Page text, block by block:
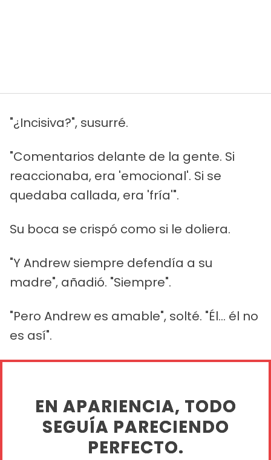
"¿Incisiva?", susurré.
"Comentarios delante de la gente. Si
reaccionaba, era 'emocional'. Si se
quedaba callada, era 'fría'".
Su boca se crispó como si le doliera.
"Y Andrew siempre defendía a su
madre", añadió. "Siempre".
"Pero Andrew es amable", solté. "Él... él no
es así".
EN APARIENCIA, TODO
SEGUÍA PARECIENDO
PERFECTO.